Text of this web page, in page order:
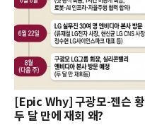
[Epic Why] 구광모-젠슨 황
두 달 만에 재회 왜?